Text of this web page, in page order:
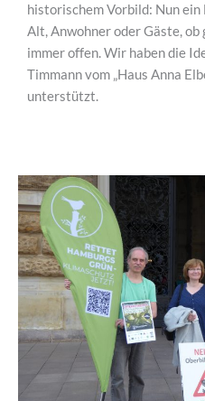
historischem Vorbild: Nun
Alt, Anwohner oder Gäste,
immer offen. Wir haben die
Timmann vom „Haus Anna
unterstützt.